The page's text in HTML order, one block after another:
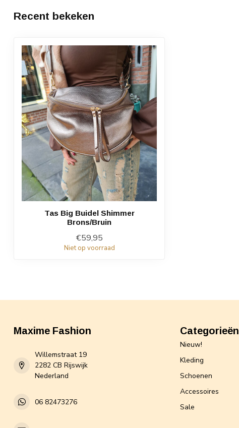
Recent bekeken
Tas Big Buidel Shimmer
Brons/Bruin
€59,95
Niet op voorraad
Maxime Fashion
Willemstraat 19
2282 CB Rijswijk
Nederland
06 82473276
Categorieën
Nieuw!
Kleding
Schoenen
Accessoires
Sale